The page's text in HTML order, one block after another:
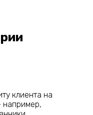
клиента на
например,